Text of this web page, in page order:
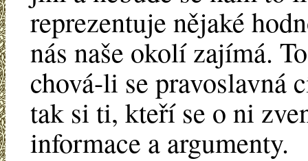
reprezentuje nějaké
nás naše okolí zajímá.
chová-li se pravoslavná
tak si ti, kteří se o ni
informace a argumenty.